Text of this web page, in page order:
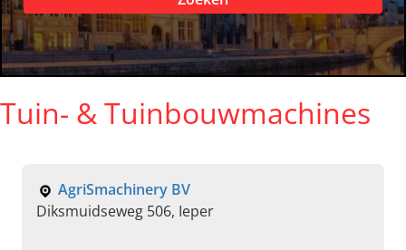
Tuin- & Tuinbouwmachines
AgriSmachinery BV
Diksmuidseweg 506, Ieper